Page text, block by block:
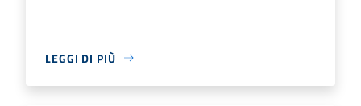
LEGGI DI PIÙ